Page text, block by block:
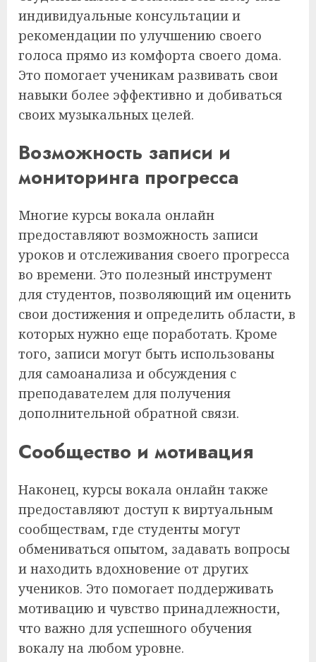
индивидуальные консультации и
рекомендации по улучшению своего
голоса прямо из комфорта своего дома.
Это помогает ученикам развивать свои
навыки более эффективно и добиваться
своих музыкальных целей.
Возможность записи и
мониторинга прогресса
Многие курсы вокала онлайн
предоставляют возможность записи
уроков и отслеживания своего прогресса
во времени. Это полезный инструмент
для студентов, позволяющий им оценить
свои достижения и определить области, в
которых нужно еще поработать. Кроме
того, записи могут быть использованы
для самоанализа и обсуждения с
преподавателем для получения
дополнительной обратной связи.
Сообщество и мотивация
Наконец, курсы вокала онлайн также
предоставляют доступ к виртуальным
сообществам, где студенты могут
обмениваться опытом, задавать вопросы
и находить вдохновение от других
учеников. Это помогает поддерживать
мотивацию и чувство принадлежности,
что важно для успешного обучения
вокалу на любом уровне.